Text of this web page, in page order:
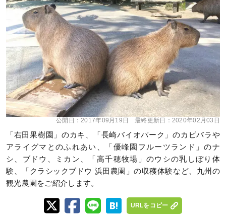
公開日：2017年09月19日 最終更新日： 2020年02月03日
「右田果樹園」のカキ、「長崎バイオパーク」のカピバラや
アライグマとのふれあい、「優峰園フルーツランド」のナ
シ、ブドウ、ミカン、「高千穂牧場」のウシの乳しぼり体
験、「クラシックブドウ 浜田農園」の収穫体験など、九州の
観光農園をご紹介します。
URLをコピー